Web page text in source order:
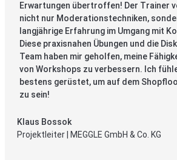
Erwartungen übertroffen! Der Trainer
nicht nur Moderationstechniken,
langjährige Erfahrung im Umgang mit
Diese praxisnahen Übungen und die
Team haben mir geholfen, meine
von Workshops zu verbessern. Ich
bestens gerüstet, um auf dem
zu sein!
Klaus Bossok
Projektleiter | MEGGLE GmbH & Co. KG